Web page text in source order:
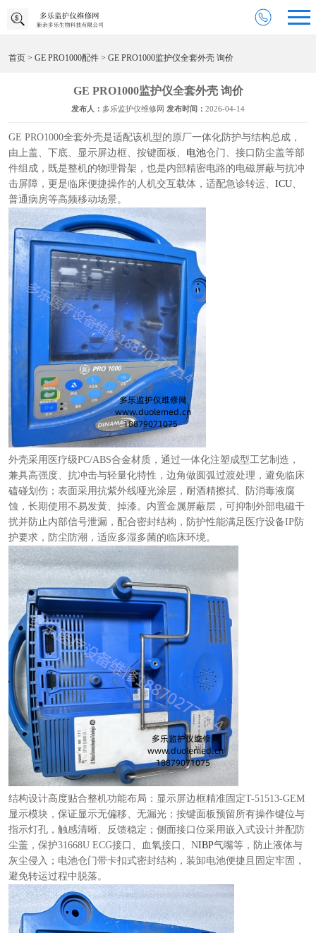
首页 > GE PRO1000配件 > GE PRO1000监护仪全套外壳 询价
GE PRO1000监护仪全套外壳 询价
发布人： 多乐监护仪维修网 发布时间： 2026-04-14
GE PRO1000全套外壳是适配该机型的原厂一体化防护与结构总成，
由上盖、下底、显示屏边框、按键面板、 电池仓门、接口防尘盖等部
件组成，既是整机的物理骨架，也是内部精密电路的电磁屏蔽与抗冲
击屏障，更是临床便捷操作的人机交互载体，适配急诊转运、 ICU、
普通病房等高频移动场景。
外壳采用医疗级PC/ABS合金材质，通过一体化注塑成型工艺制造，
兼具高强度、抗冲击与轻量化特性，边角做圆弧过渡处理，避免临床
磕碰划伤；表面采用抗紫外线哑光涂层，耐酒精擦拭、防消毒液腐
蚀，长期使用不易发黄、掉漆。内置金属屏蔽层，可抑制外部电磁干
扰并防止内部信号泄漏，配合密封结构，防护性能满足医疗设备IP防
护要求，防尘防潮，适应多湿多菌的临床环境。
结构设计高度贴合整机功能布局：显示屏边框精准固定T-51513-GEM
显示模块，保证显示无偏移、无漏光；按键面板预留所有操作键位与
指示灯孔，触感清晰、反馈稳定；侧面接口位采用嵌入式设计并配防
尘盖，保护31668U ECG接口、血氧接口、NIBP气嘴等，防止液体与
灰尘侵入；电池仓门带卡扣式密封结构，装卸电池便捷且固定牢固，
避免转运过程中脱落。